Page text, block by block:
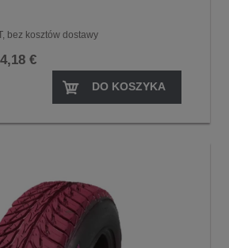
bez kosztów dostawy
€
DO KOSZYKA